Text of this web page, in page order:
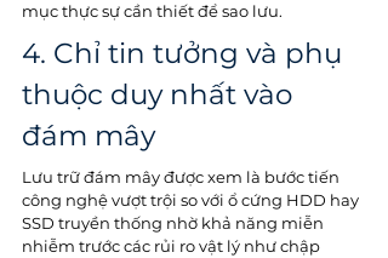
mục thực sự cần thiết để sao lưu.
4. Chỉ tin tưởng và phụ
thuộc duy nhất vào
đám mây
Lưu trữ đám mây được xem là bước tiến
công nghệ vượt trội so với ổ cứng HDD hay
SSD truyền thống nhờ khả năng miễn
nhiễm trước các rủi ro vật lý như chập